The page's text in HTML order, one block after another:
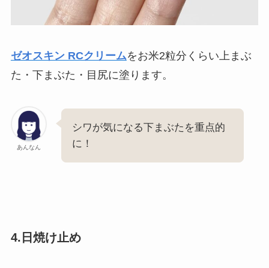
ゼオスキン RCクリームをお米2粒分くらい上まぶ
た・下まぶた・目尻に塗ります。
あんなん
シワが気になる下まぶたを重点的
に！
4.日焼け止め